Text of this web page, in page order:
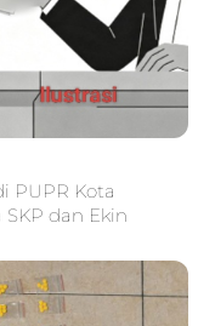
PUPR Kota
dan Ekin